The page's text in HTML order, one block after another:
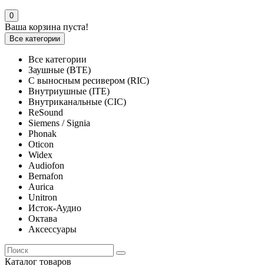
0
Ваша корзина пуста!
Все категории
Все категории
Заушные (BTE)
С выносным ресивером (RIC)
Внутриушные (ITE)
Внутриканальные (CIC)
ReSound
Siemens / Signia
Phonak
Oticon
Widex
Audiofon
Bernafon
Aurica
Unitron
Исток-Аудио
Октава
Аксессуары
Каталог товаров